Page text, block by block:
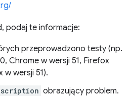
podaj te informacje:
przeprowadzono testy (np.
Chrome w wersji 51, Firefox
w wersji 51).
obrazujący problem.